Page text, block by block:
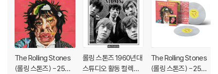
The Rolling Stones
(롤링 스톤즈) - 25집 F
롤링 스톤즈 1960년대
스튜디오 활동 컬렉션
The Rolling Stones
(롤링 스톤즈) - 25집 F